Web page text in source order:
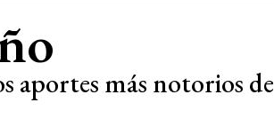
aportes más notorios de